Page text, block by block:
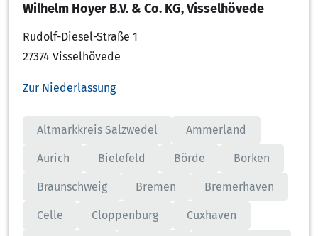
Wilhelm Hoyer B.V. & Co. KG, Visselhövede
Rudolf-Diesel-Straße 1
27374 Visselhövede
Zur Niederlassung
Altmarkkreis Salzwedel Ammerland
Aurich Bielefeld Börde Borken
Braunschweig Bremen Bremerhaven
Celle Cloppenburg Cuxhaven